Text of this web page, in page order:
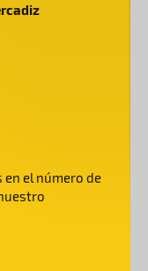
el número de